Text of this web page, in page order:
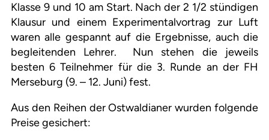
Klasse 9 und 10 am Start. Nach der 2 1/2 stündigen
Klausur und einem Experimentalvortrag zur Luft
waren alle gespannt auf die Ergebnisse, auch die
begleitenden Lehrer. Nun stehen die jeweils
besten 6 Teilnehmer für die 3. Runde an der FH
Merseburg (9. – 12. Juni) fest.
Aus den Reihen der Ostwaldianer wurden folgende
Preise gesichert: